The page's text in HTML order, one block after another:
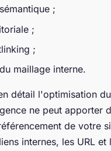
;
;
;
du maillage interne.
détail l'optimisation
ne peut apporter
de votre
internes, les URL